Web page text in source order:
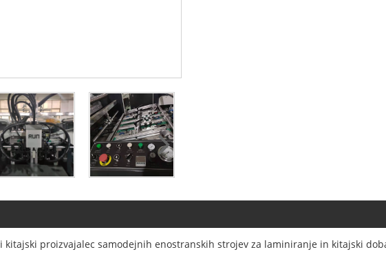
kitajski proizvajalec samodejnih enostranskih strojev za laminiranje in kitajski